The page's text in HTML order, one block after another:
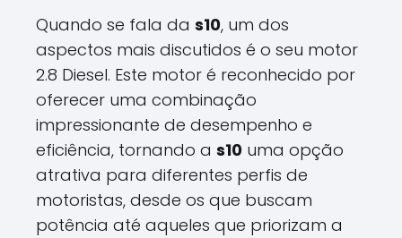
Quando se fala da s10, um dos
aspectos mais discutidos é o seu motor
2.8 Diesel. Este motor é reconhecido por
oferecer uma combinação
impressionante de desempenho e
eficiência, tornando a s10 uma opção
atrativa para diferentes perfis de
motoristas, desde os que buscam
potência até aqueles que priorizam a